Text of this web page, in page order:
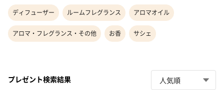
ディフューザー ルームフレグランス アロマオイル
アロマ・フレグランス・その他 お香 サシェ
プレゼント検索結果